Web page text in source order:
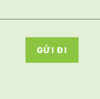
GỬI ĐI